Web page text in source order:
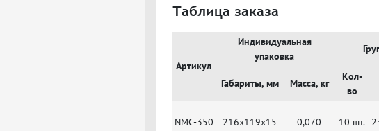
Таблица заказа
Артикул
Индивидуальная
упаковка
Габариты, мм Масса, кг
Кол-
во
NMC-350 216x119x15 0,070 10 шт.